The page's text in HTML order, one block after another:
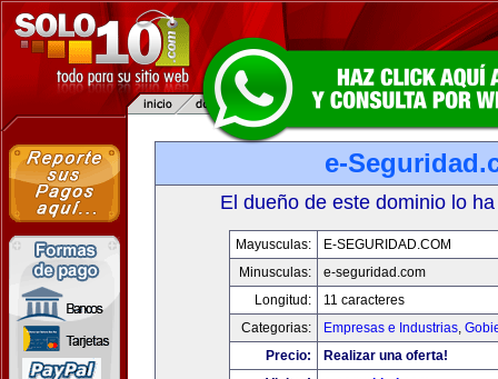
e-
El dueño de este dominio lo
Mayusculas:
E-SEGURIDAD.COM
Minusculas:
e-seguridad.com
Longitud:
11 caracteres
Categorias:
Empresas e Industrias,
Precio:
Realizar una oferta!